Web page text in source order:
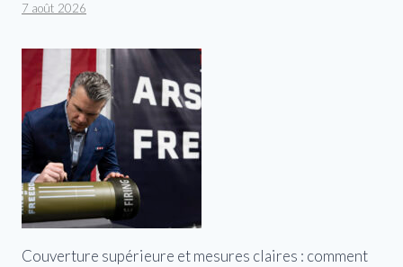
7 août 2026
Couverture supérieure et mesures claires : comment